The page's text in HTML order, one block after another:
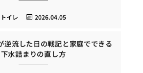
2026.04.05
トイレ
逆流した日の戦記と家庭でできる
下水詰まりの直し方